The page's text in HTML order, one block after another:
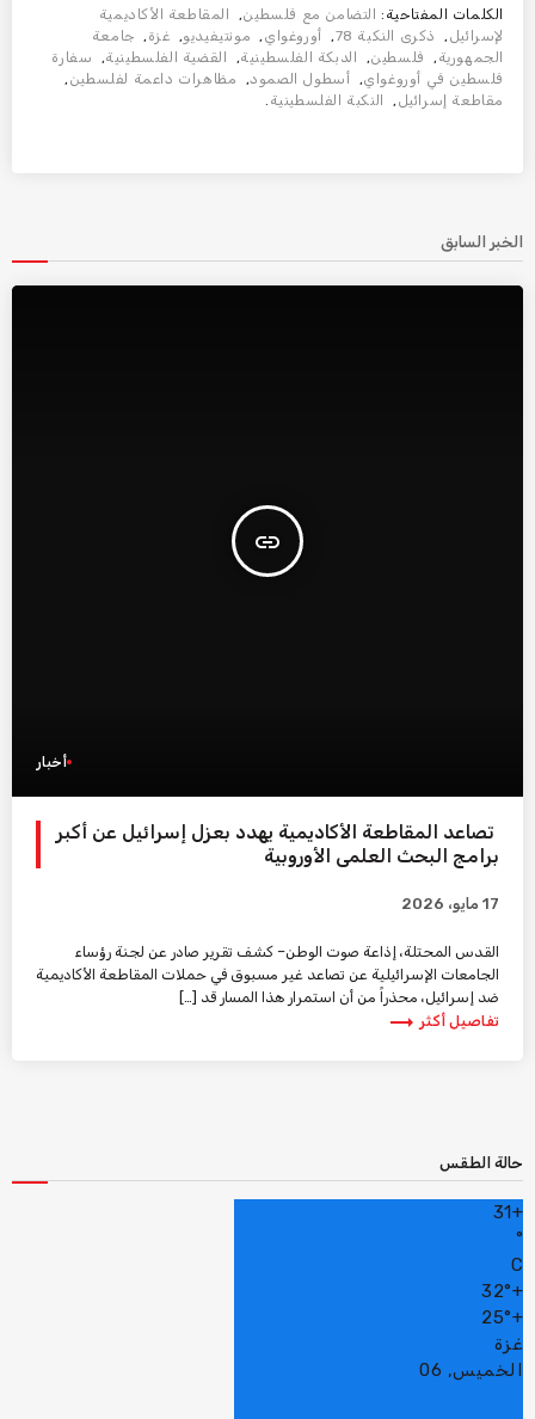
الكلمات المفتاحية: التضامن مع فلسطين,
المقاطعة الأكاديمية
لإسرائيل , ذكرى النكبة 78 , أوروغواي , مونتيفيديو, غزة , جامعة
الجمهورية , فلسطين, الدبكة الفلسطينية, القضية الفلسطينية, سفارة
فلسطين في أوروغواي, أسطول الصمود, مظاهرات داعمة لفلسطين ,
مقاطعة إسرائيل , النكبة الفلسطينية .
الخبر السابق
insert_link
أخبار
تصاعد المقاطعة الأكاديمية يهدد بعزل إسرائيل عن أكبر
برامج البحث العلمي الأوروبية
17 مايو، 2026
القدس المحتلة، إذاعة صوت الوطن– كشف تقرير صادر عن لجنة رؤساء
الجامعات الإسرائيلية عن تصاعد غير مسبوق في حملات المقاطعة الأكاديمية
ضد إسرائيل، محذراً من أن استمرار هذا المسار قد […]
تفاصيل أكثر trending_flat
حالة الطقس
+
31
°
C
+
32°
+
25°
غزة
الخميس, 06